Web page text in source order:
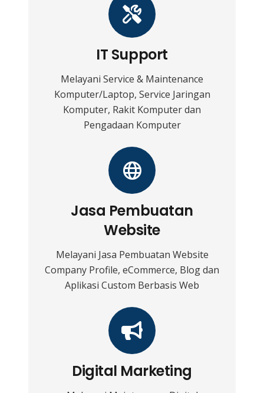
IT Support
Melayani Service & Maintenance
Komputer/Laptop, Service Jaringan
Komputer, Rakit Komputer dan
Pengadaan Komputer
Jasa Pembuatan
Website
Melayani Jasa Pembuatan Website
Company Profile, eCommerce, Blog dan
Aplikasi Custom Berbasis Web
Digital Marketing